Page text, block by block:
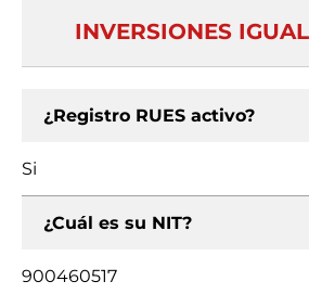
INVERSIONES
¿Registro RUES activo?
Si
¿Cuál es su NIT?
900460517